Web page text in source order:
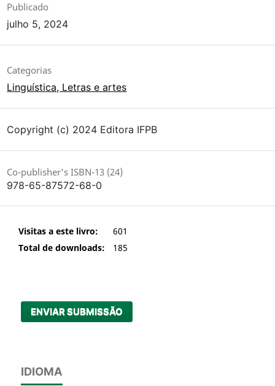
Publicado
julho 5, 2024
Categorias
Linguística, Letras e artes
Copyright (c) 2024 Editora IFPB
Co-publisher's ISBN-13 (24)
978-65-87572-68-0
Visitas a este livro:
601
Total de downloads:
185
ENVIAR SUBMISSÃO
IDIOMA